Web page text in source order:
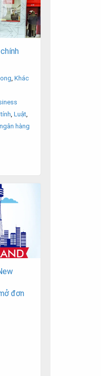
, Khác
, Luật,
hàng
đơn